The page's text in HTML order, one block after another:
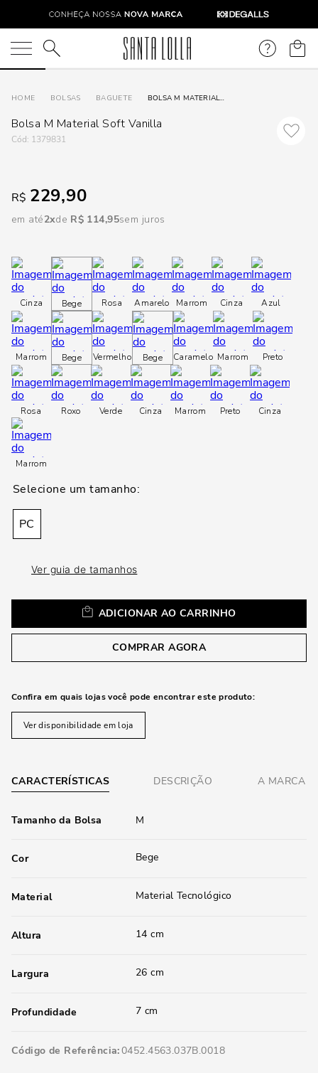
O que você está procurando?
BOLSAS BAGUETE BOLSA M MATERIAL SOFT VANILLA
Bolsa M Material Soft Vanilla
: 1379831
R$ 229,90
em até2 R$ 114,95sem juros
Cinza Bege Rosa Amarelo Marrom Cinza Azul
Marrom Bege Vermelho Bege Caramelo Marrom Preto
Rosa Roxo Verde Cinza Marrom Preto Cinza
Marrom
PC
Ver guia de tamanhos
ADICIONAR AO CARRINHO
COMPRAR AGORA
Confira em quais lojas você pode encontrar este produto:
Ver disponibilidade em loja
CARACTERÍSTICAS DESCRIÇÃO A MARCA
Tamanho da Bolsa M
Cor Bege
Material Material Tecnológico
Altura 14 cm
Largura 26 cm
Profundidade 7 cm
Código de Referência 0452.4563.037B.0018